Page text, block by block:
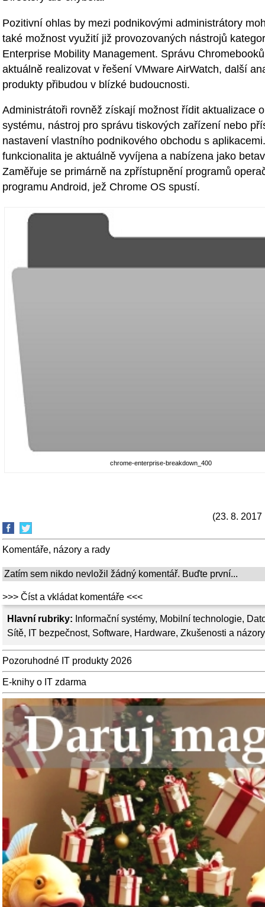
Hlavní rubriky: Informační systémy, Mobilní technologie,
Sítě, IT bezpečnost, Software, Hardware, Zkušenosti a názory
Pozoruhodné IT produkty 2026
E-knihy o IT zdarma
Pozitivní ohlas by mezi podnikovými administrátory
také možnost využití již provozovaných nástrojů
Enterprise Mobility Management. Správu
aktuálně realizovat v řešení VMware AirWatch, další
produkty přibudou v blízké budoucnosti.
Administrátoři rovněž získají možnost řídit aktualizace
systému, nástroj pro správu tiskových zařízení nebo
nastavení vlastního podnikového obchodu s
funkcionalita je aktuálně vyvíjena a nabízena jako
Zaměřuje se primárně na zpřístupnění programů
programu Android, jež Chrome OS spustí.
chrome-enterprise-breakdown_400
(23. 8.
Komentáře, názory a rady
Zatím sem nikdo nevložil žádný komentář. Buďte první...
>>> Číst a vkládat komentáře <<<